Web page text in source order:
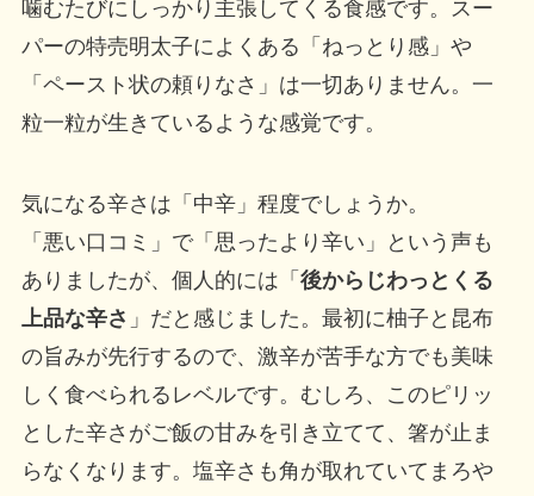
噛むたびにしっかり主張してくる食感です。スー
パーの特売明太子によくある「ねっとり感」や
「ペースト状の頼りなさ」は一切ありません。一
粒一粒が生きているような感覚です。
気になる辛さは「中辛」程度でしょうか。
「悪い口コミ」で「思ったより辛い」という声も
ありましたが、個人的には「 後からじわっとくる
上品な辛さ 」だと感じました。最初に柚子と昆布
の旨みが先行するので、激辛が苦手な方でも美味
しく食べられるレベルです。むしろ、このピリッ
とした辛さがご飯の甘みを引き立てて、箸が止ま
らなくなります。塩辛さも角が取れていてまろや